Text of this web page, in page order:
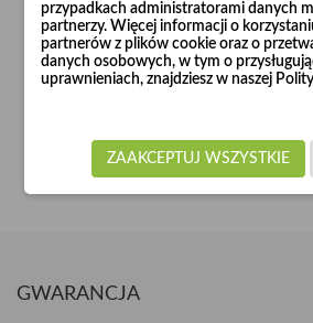
GWARANCJA
przypadkach administratorami danych
partnerzy. Więcej informacji o
partnerów z plików cookie oraz o
danych osobowych, w tym o
uprawnieniach, znajdziesz w naszej
ZAAKCEPTUJ WSZYSTKIE